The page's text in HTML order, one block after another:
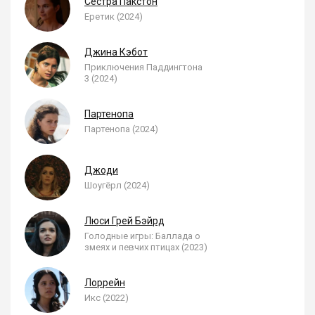
Еретик (2024)
Джина Кэбот
Приключения Паддингтона
3 (2024)
Партенопа
Партенопа (2024)
Джоди
Шоугёрл (2024)
Люси Грей Бэйрд
Голодные игры: Баллада о
змеях и певчих птицах (2023)
Лоррейн
Икс (2022)